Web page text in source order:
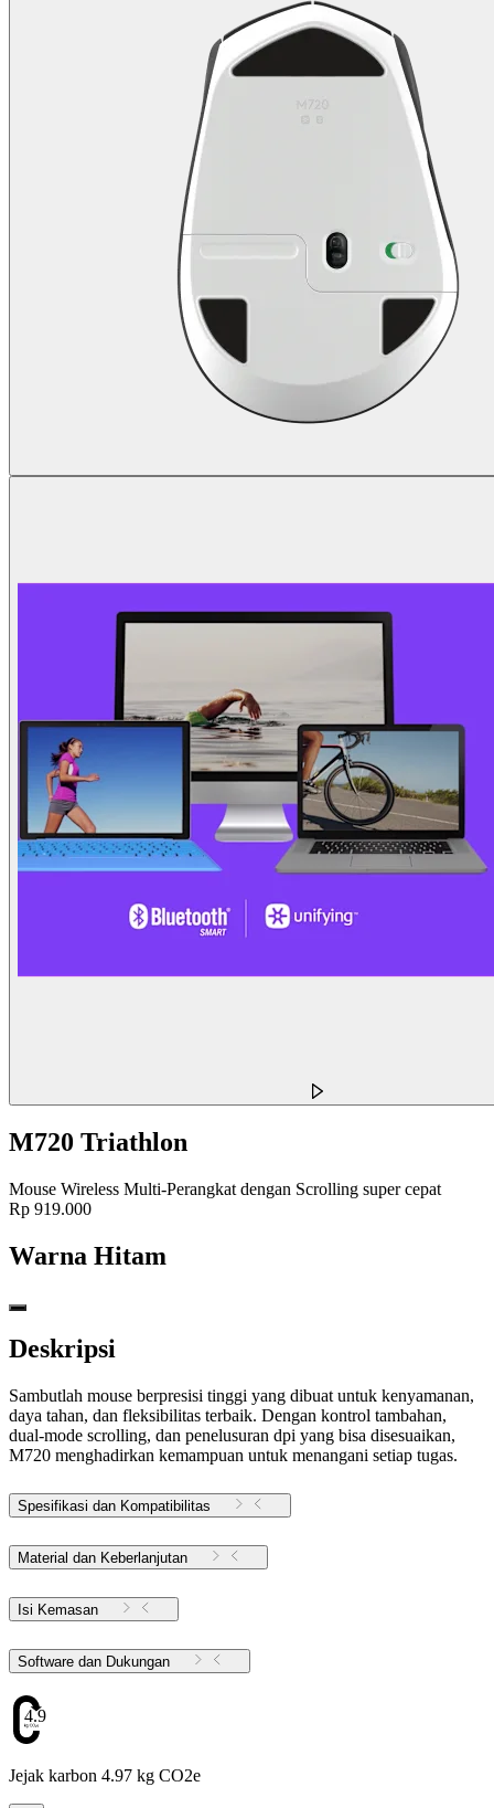
M720 Triathlon
Mouse Wireless Multi-Perangkat dengan Scrolling super cepat
Rp 919.000
Warna Hitam
Deskripsi
Sambutlah mouse berpresisi tinggi yang dibuat untuk kenyamanan,
daya tahan, dan fleksibilitas terbaik. Dengan kontrol tambahan,
dual-mode scrolling, dan penelusuran dpi yang bisa disesuaikan,
M720 menghadirkan kemampuan untuk menangani setiap tugas.
Spesifikasi dan Kompatibilitas
Material dan Keberlanjutan
Isi Kemasan
Software dan Dukungan
4.97
Jejak karbon 4.97 kg CO2e